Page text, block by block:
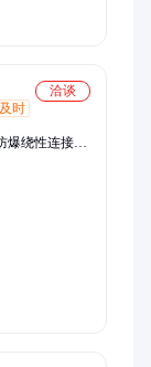
洽谈
时
爆绕性连接
控制箱、防
爆插座箱、防
防爆控制